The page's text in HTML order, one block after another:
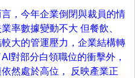
，今年企業倒閉與裁員的情
率數據變動不大 但餐飲、
大的管運壓力，企業結構轉
對部分白領職位的衝擊外，
然處於高位， 反映產業正